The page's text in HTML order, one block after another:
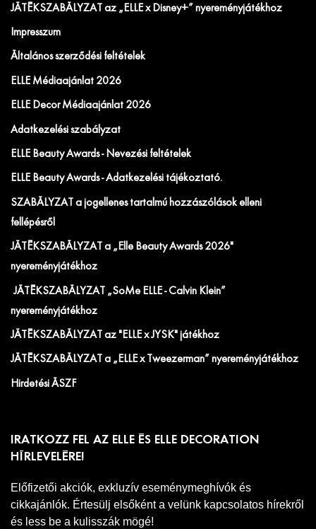
JÁTÉKSZABÁLYZAT az „ELLE x Disney+” nyereményjátékhoz
Impresszum
Általános szerződési feltételek
ELLE Médiaajánlat 2026
ELLE Decor Médiaajánlat 2026
Adatkezelési szabályzat
ELLE Beauty Awards - Nevezési feltételek
ELLE Beauty Awards - Adatkezelési tájékoztató.
SZABÁLYZAT a jogellenes tartalmú hozzászólások elleni
fellépésről
JÁTÉKSZABÁLYZAT a „Elle Beauty Awards 2026"
nyereményjátékhoz
JÁTÉKSZABÁLYZAT „SoMe ELLE - Calvin Klein”
nyereményjátékhoz
JÁTÉKSZABÁLYZAT az "ELLE x JYSK" játékhoz
JÁTÉKSZABÁLYZAT a „ELLE x Tweezerman” nyereményjátékhoz
Hirdetési ÁSZF
IRATKOZZ FEL AZ ELLE ÉS ELLE DECORATION
HÍRLEVELÉRE!
Előfizetői akciók, exkluzív eseménymeghívók és
cikkajánlók. Értesülj elsőként a velünk kapcsolatos hírekről
és less be a kulisszák mögé!